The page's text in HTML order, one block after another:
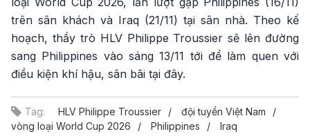
trên sân khách và Iraq (21/11) tại sân nhà. Theo kế
hoạch, thầy trò HLV Philippe Troussier sẽ lên đường
sang Philippines vào sáng 13/11 tới để làm quen với
điều kiện khí hậu, sân bãi tại đây.
Tag: HLV Philippe Troussier
đội tuyển Việt Nam
vòng loại World Cup 2026
Philippines Iraq